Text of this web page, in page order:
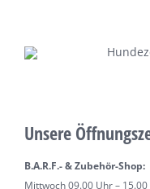
Unsere
B.A.R.F.- & Zubehör-Shop:
Mittwoch 09.00 Uhr –